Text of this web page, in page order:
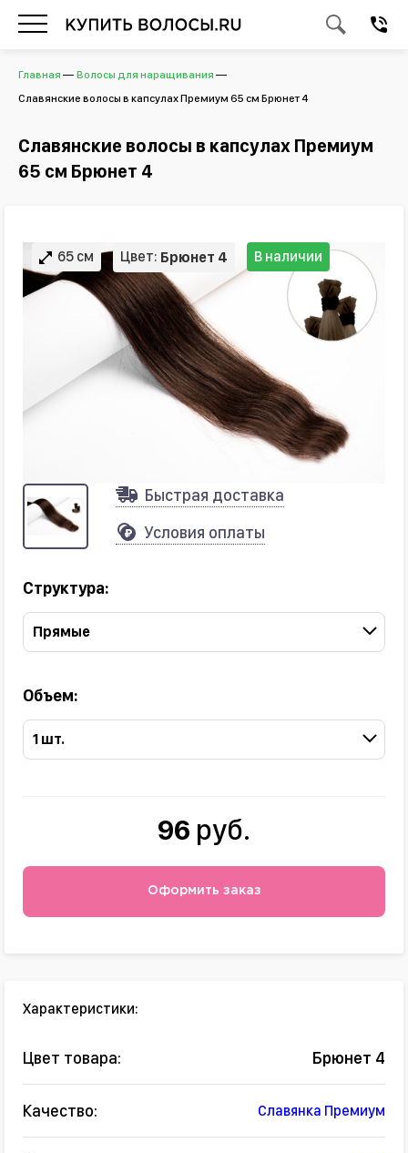
Главная
Волосы для наращивания
Славянские волосы в капсулах Премиум 65 см Брюнет 4
Славянские волосы в капсулах Премиум
65 см Брюнет 4
65 см Цвет: Брюнет 4 В наличии
Быстрая доставка
Условия оплаты
Структура:
Прямые
Объем:
1 шт.
96 руб.
Оформить заказ
Характеристики:
Цвет товара: Брюнет 4
Качество: Славянка Премиум